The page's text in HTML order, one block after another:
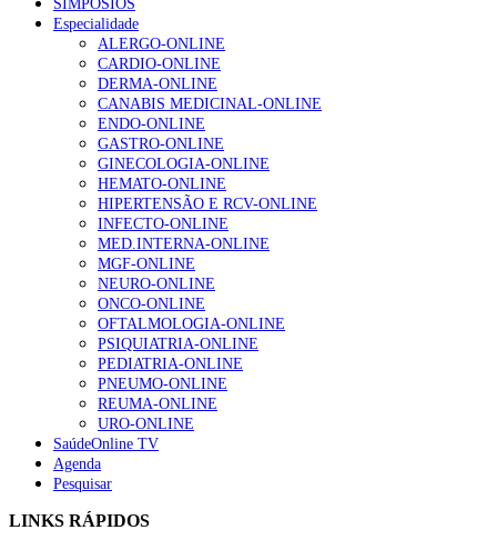
Enfermagem Forense. “Da urgência ao tribunal, cada
gesto conta e cada profissional faz a diferença”
202 visualizações
Alguns milhares de utentes podem ficar sem médico de
família com nova regras do registo, alerta associação
175 visualizações
Quase quatro em cada dez doentes com enfarte
apresentavam níveis elevados de Lp(a), revela estudo
86 visualizações
“Os programas de rastreio do cancro do pulmão são
custo-efetivos e representam um investimento
sustentável para os sistemas de saúde”
66 visualizações
Trodelvy aprovado para primeira linha no cancro da
SIMPÓSIOS
Especialidade
ALERGO-ONLINE
CARDIO-ONLINE
DERMA-ONLINE
CANABIS MEDICINAL-ONLINE
ENDO-ONLINE
GASTRO-ONLINE
GINECOLOGIA-ONLINE
HEMATO-ONLINE
HIPERTENSÃO E RCV-ONLINE
INFECTO-ONLINE
MED.INTERNA-ONLINE
MGF-ONLINE
NEURO-ONLINE
ONCO-ONLINE
OFTALMOLOGIA-ONLINE
PSIQUIATRIA-ONLINE
PEDIATRIA-ONLINE
PNEUMO-ONLINE
REUMA-ONLINE
URO-ONLINE
SaúdeOnline TV
Agenda
Pesquisar
LINKS RÁPIDOS